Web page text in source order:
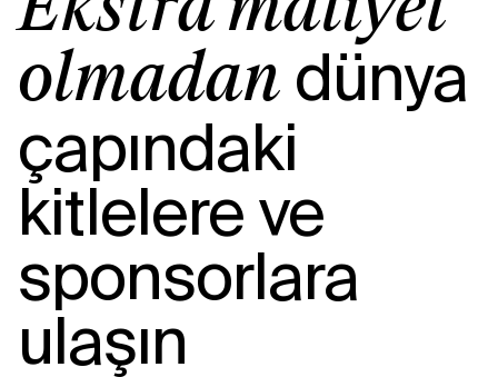
olmadan dünya
çapındaki
kitlelere ve
sponsorlara
ulaşın